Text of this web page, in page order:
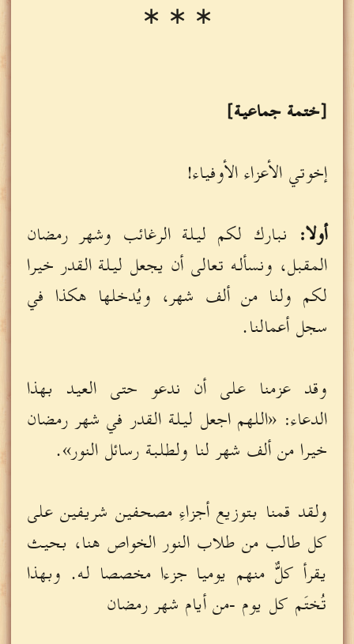
∗ ∗ ∗
[ختمة جماعية]
إخوتي الأعزاء الأوفياء!
أولا: نبارك لكم ليلة الرغائب وشهر رمضان
المقبل، ونسأله تعالى أن يجعل ليلة القدر خيرا
لكم ولنا من ألف شهر، ويُدخلها هكذا في
سجل أعمالنا.
وقد عزمنا على أن ندعو حتى العيد بهذا
الدعاء: «اللهم اجعل ليلة القدر في شهر رمضان
خيرا من ألف شهر لنا ولطلبة رسائل النور».
ولقد قمنا بتوزيع أجزاءِ مصحفين شريفين على
كل طالب من طلاب النور الخواص هنا، بحيث
يقرأ كلٌّ منهم يوميا جزءا مخصصا له. وبهذا
تُختَم كل يوم -من أيام شهر رمضان